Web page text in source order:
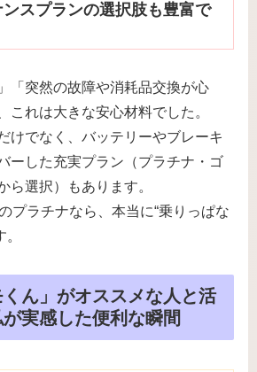
ンスプランの選択肢も豊富で
「突然の故障や消耗品交換が心
これは大きな安心材料でした。
けでなく、バッテリーやブレーキ
ーした充実プラン（プラチナ・ゴ
ら選択）もあります。
プラチナなら、本当に“乗りっぱな
くん」がオススメな人と活
実感した便利な瞬間